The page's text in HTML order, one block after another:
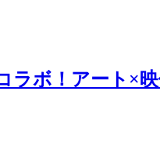
ラボ！アート×